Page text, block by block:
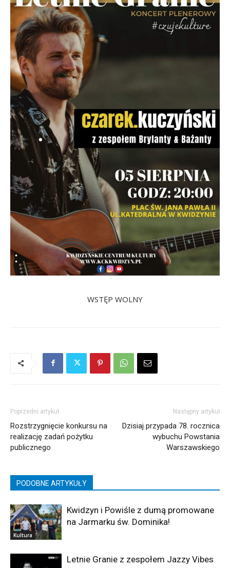
WSTĘP WOLNY
Poprzedni artykuł
Rozstrzygnięcie konkursu na
realizację zadań pożytku
publicznego
Następny artykuł
Dzisiaj przypada 78. rocznica
wybuchu Powstania
Warszawskiego
PODOBNE ARTYKUŁY
Kultura
Kwidzyn i Powiśle z dumą promowane
na Jarmarku św. Dominika!
Letnie Granie z zespołem Jazzy Vibes